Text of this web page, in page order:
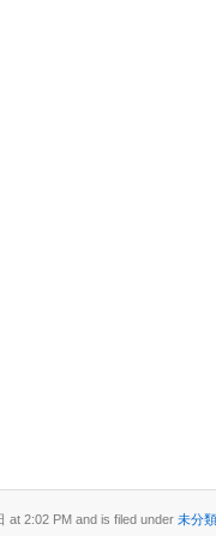
at 2:02 PM and is filed under 未分類